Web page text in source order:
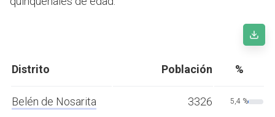
Distrito Población %
Belén de Nosarita 3326 5,4 %